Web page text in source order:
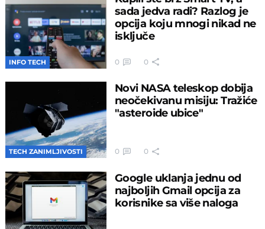
INFO TECH
sada jedva radi? Razlog je
opcija koju mnogi nikad ne
isključe
0 0
TECH ZANIMLJIVOSTI
Novi NASA teleskop dobija
neočekivanu misiju: Tražiće
"asteroide ubice"
0 0
Google uklanja jednu od
najboljih Gmail opcija za
korisnike sa više naloga